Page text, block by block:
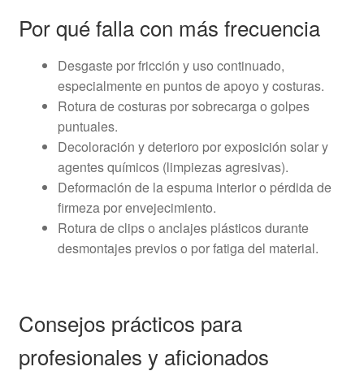
Por qué falla con más frecuencia
Desgaste por fricción y uso continuado,
especialmente en puntos de apoyo y costuras.
Rotura de costuras por sobrecarga o golpes
puntuales.
Decoloración y deterioro por exposición solar y
agentes químicos (limpiezas agresivas).
Deformación de la espuma interior o pérdida de
firmeza por envejecimiento.
Rotura de clips o anclajes plásticos durante
desmontajes previos o por fatiga del material.
Consejos prácticos para
profesionales y aficionados